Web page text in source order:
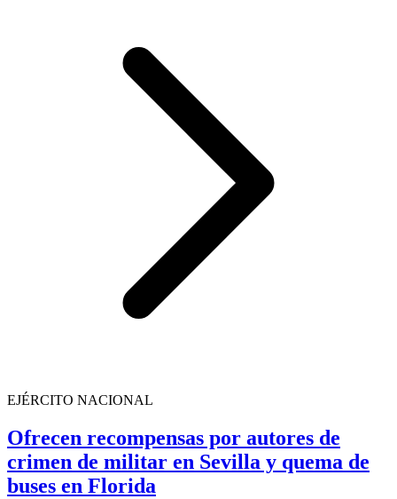
EJÉRCITO NACIONAL
Ofrecen recompensas por autores de
crimen de militar en Sevilla y quema de
buses en Florida